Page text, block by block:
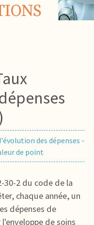
des dépenses -
de point
30-2 du code de la
chaque année, un
dépenses de
de soins